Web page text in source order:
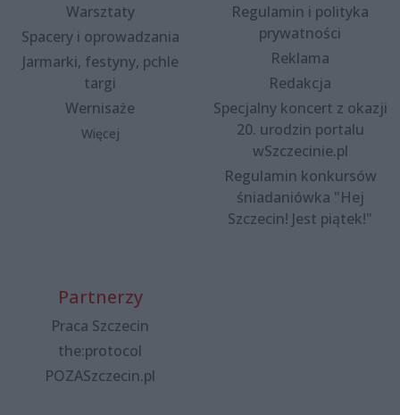
Warsztaty
Spacery i oprowadzania
Jarmarki, festyny, pchle
targi
Wernisaże
Więcej
Regulamin i polityka
prywatności
Reklama
Redakcja
Specjalny koncert z okazji
20. urodzin portalu
wSzczecinie.pl
Regulamin konkursów
śniadaniówka "Hej
Szczecin! Jest piątek!"
Partnerzy
Praca Szczecin
the:protocol
POZASzczecin.pl